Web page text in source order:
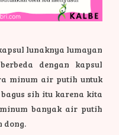
lunaknya lumayan
dengan kapsul
minum air putih untuk
sih itu karena kita
banyak air putih
dong.